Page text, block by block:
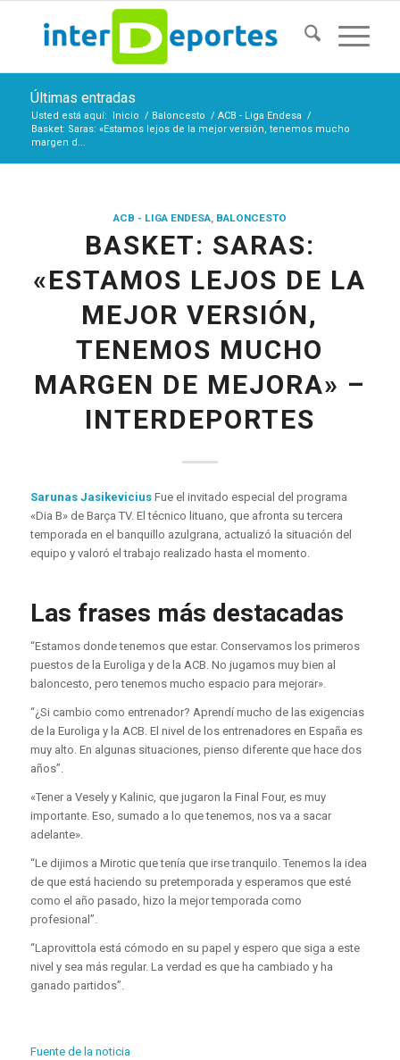
Últimas entradas
Usted está aquí: Inicio / Baloncesto / ACB - Liga Endesa /
Basket: Saras: «Estamos lejos de la mejor versión, tenemos mucho
margen d...
ACB - LIGA ENDESA, BALONCESTO
BASKET: SARAS:
«ESTAMOS LEJOS DE LA
MEJOR VERSIÓN,
TENEMOS MUCHO
MARGEN DE MEJORA» –
INTERDEPORTES
Sarunas Jasikevicius Fue el invitado especial del programa
«Dia B» de Barça TV. El técnico lituano, que afronta su tercera
temporada en el banquillo azulgrana, actualizó la situación del
equipo y valoró el trabajo realizado hasta el momento.
Las frases más destacadas
“Estamos donde tenemos que estar. Conservamos los primeros
puestos de la Euroliga y de la ACB. No jugamos muy bien al
baloncesto, pero tenemos mucho espacio para mejorar».
“¿Si cambio como entrenador? Aprendí mucho de las exigencias
de la Euroliga y la ACB. El nivel de los entrenadores en España es
muy alto. En algunas situaciones, pienso diferente que hace dos
años”.
«Tener a Vesely y Kalinic, que jugaron la Final Four, es muy
importante. Eso, sumado a lo que tenemos, nos va a sacar
adelante».
“Le dijimos a Mirotic que tenía que irse tranquilo. Tenemos la idea
de que está haciendo su pretemporada y esperamos que esté
como el año pasado, hizo la mejor temporada como
profesional”.
“Laprovittola está cómodo en su papel y espero que siga a este
nivel y sea más regular. La verdad es que ha cambiado y ha
ganado partidos”.
Fuente de la noticia